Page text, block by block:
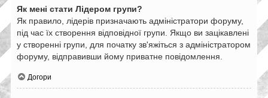
Як мені стати Лідером групи?
Як правило, лідерів призначають адміністратори форуму,
під час їх створення відповідної групи. Якщо ви зацікавлені
у створенні групи, для початку зв'яжіться з адміністратором
форуму, відправивши йому приватне повідомлення.
Догори